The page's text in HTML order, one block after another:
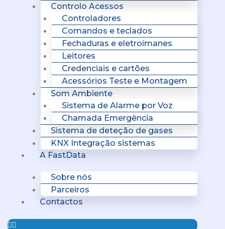
Controlo Acessos
Controladores
Comandos e teclados
Fechaduras e eletroímanes
Leitores
Credenciais e cartões
Acessórios Teste e Montagem
Som Ambiente
Sistema de Alarme por Voz
Chamada Emergência
Sistema de deteção de gases
KNX Integração sistemas
A FastData
Sobre nós
Parceiros
Contactos